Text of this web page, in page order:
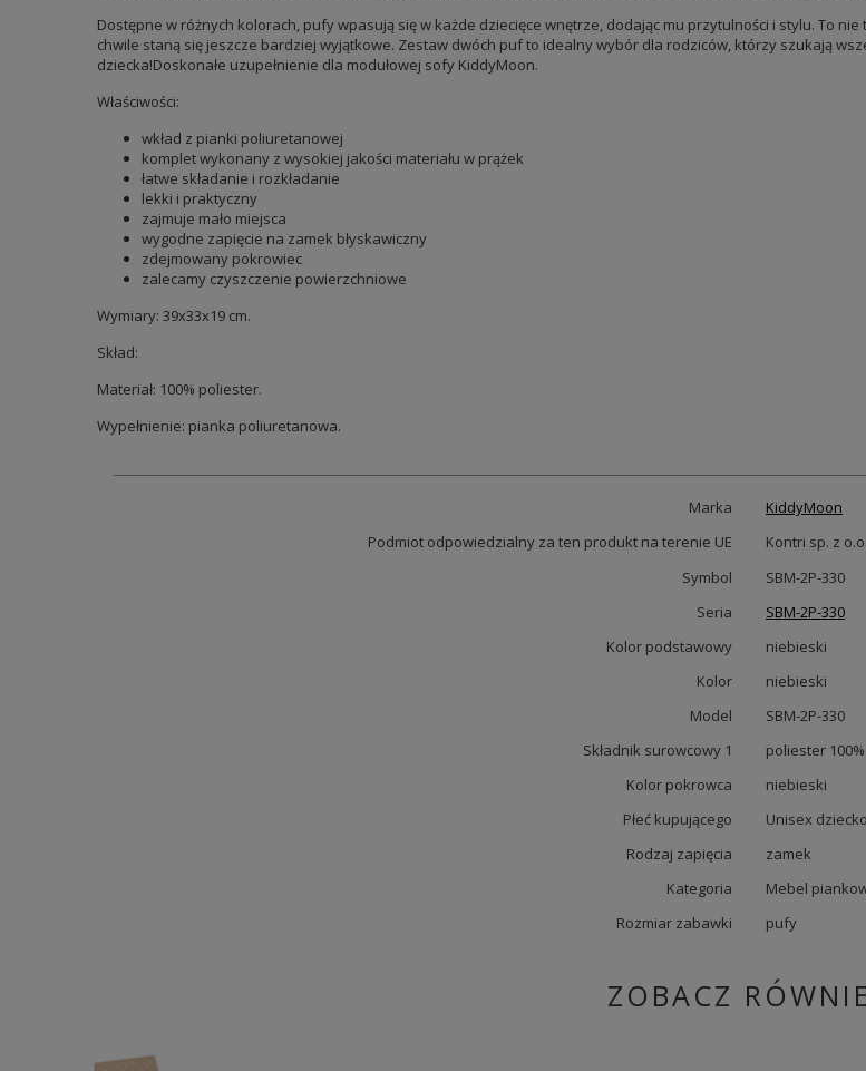
Dostępne w różnych kolorach, pufy wpasują się w każde dziecięce wnętrze, dodając mu przytulności i stylu. To
chwile staną się jeszcze bardziej wyjątkowe. Zestaw dwóch puf to idealny wybór dla rodziców, którzy szukają
dziecka!Doskonałe uzupełnienie dla modułowej sofy KiddyMoon.
Właściwości:
wkład z pianki poliuretanowej
komplet wykonany z wysokiej jakości materiału w prążek
łatwe składanie i rozkładanie
lekki i praktyczny
zajmuje mało miejsca
wygodne zapięcie na zamek błyskawiczny
zdejmowany pokrowiec
zalecamy czyszczenie powierzchniowe
Wymiary: 39x33x19 cm.
Skład:
Materiał: 100% poliester.
Wypełnienie: pianka poliuretanowa.
Marka
KiddyMoon
Podmiot odpowiedzialny za ten produkt na terenie UE
Kontri sp. z o.o.
Symbol
SBM-2P-330
Seria
SBM-2P-330
Kolor podstawowy
niebieski
Kolor
niebieski
Model
SBM-2P-330
Składnik surowcowy 1
poliester 100%
Kolor pokrowca
niebieski
Płeć kupującego
Unisex dziecko
Rodzaj zapięcia
zamek
Kategoria
Mebel
Rozmiar zabawki
pufy
ZOBACZ